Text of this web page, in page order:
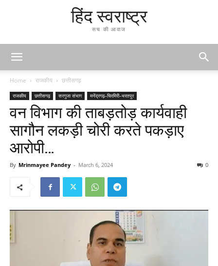
हिंद स्वराष्ट्र
सच की आवाज
Home राजकीय छत्तीसगढ़
राजकीय छत्तीसगढ़ सरगुजा संभाग मनेंद्रगढ़–चिरमिरी–भरतपुर
वन विभाग की ताबड़तोड़ कार्यवाही
सागौन लकड़ी चोरी करते पकड़ाए
आरोपी…
By Mrinmayee Pandey - March 6, 2024 0